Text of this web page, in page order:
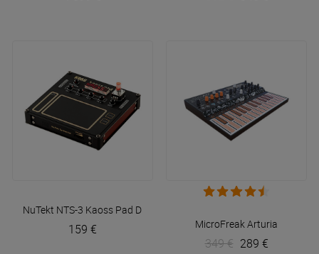
NuTekt NTS-3 Kaoss Pad DIY Digital Kit
159 € MicroFreak Arturia
349 € 289 €